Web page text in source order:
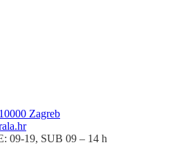
Zagreb
09-19, SUB 09 – 14 h